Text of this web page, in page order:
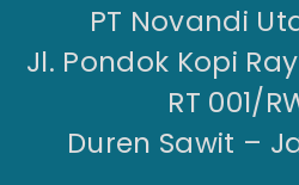
PT Novandi
Jl. Pondok Kopi
RT 001/
Duren Sawit –